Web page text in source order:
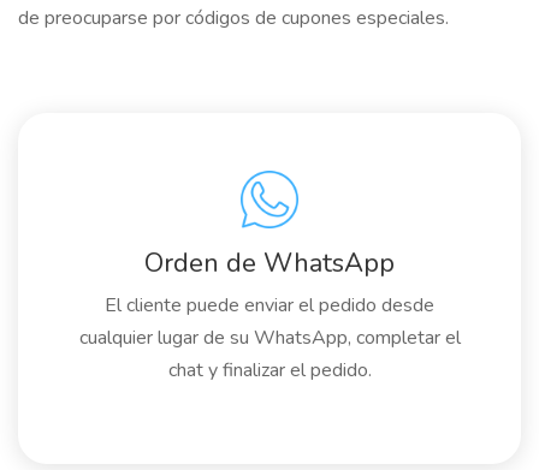
de preocuparse por códigos de cupones especiales.
Orden de WhatsApp
El cliente puede enviar el pedido desde
cualquier lugar de su WhatsApp, completar el
chat y finalizar el pedido.